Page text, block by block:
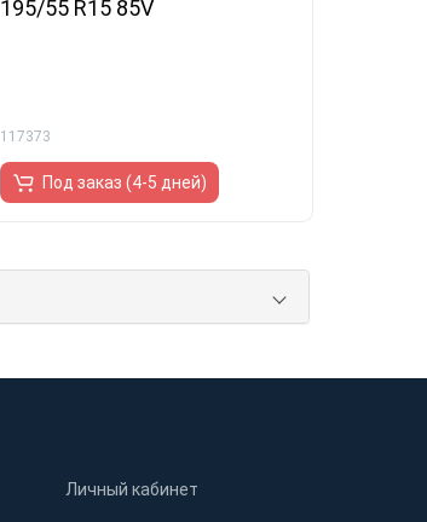
195/55 R15 85V
117373
Под заказ (4-5 дней)
Личный кабинет